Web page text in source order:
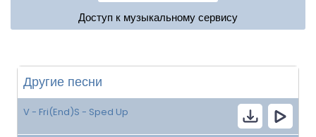
Доступ к музыкальному сервису
Другие песни
V - Fri(End)S - Sped Up